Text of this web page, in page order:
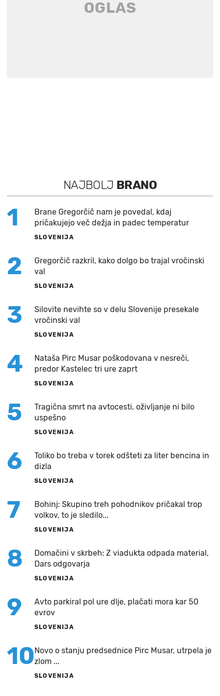
NAJBOLJ BRANO
1
Brane Gregorčič nam je povedal, kdaj
pričakujejo več dežja in padec temperatur
SLOVENIJA
2
Gregorčič razkril, kako dolgo bo trajal vročinski
val
SLOVENIJA
3
Silovite nevihte so v delu Slovenije presekale
vročinski val
SLOVENIJA
4
Nataša Pirc Musar poškodovana v nesreči,
predor Kastelec tri ure zaprt
SLOVENIJA
5
Tragična smrt na avtocesti, oživljanje ni bilo
uspešno
SLOVENIJA
6
Toliko bo treba v torek odšteti za liter bencina in
dizla
SLOVENIJA
7
Bohinj: Skupino treh pohodnikov pričakal trop
volkov, to je sledilo...
SLOVENIJA
8
Domačini v skrbeh: Z viadukta odpada material,
Dars odgovarja
SLOVENIJA
9
Avto parkiral pol ure dlje, plačati mora kar 50
evrov
SLOVENIJA
10Novo o stanju predsednice Pirc Musar, utrpela je
zlom ...
SLOVENIJA